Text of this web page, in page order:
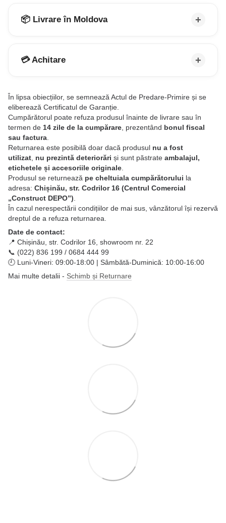
📦 Livrare în Moldova
💳 Achitare
În lipsa obiecțiilor, se semnează Actul de Predare-Primire și se
eliberează Certificatul de Garanție.
Cumpărătorul poate refuza produsul înainte de livrare sau în
termen de 14 zile de la cumpărare , prezentând bonul fiscal
sau factura
Returnarea este posibilă doar dacă produsul nu a fost
utilizat nu prezintă deteriorări și sunt păstrate ambalajul,
etichetele și accesoriile originale
Produsul se returnează pe cheltuiala cumpărătorului la
adresa: Chișinău, str. Codrilor 16 (Centrul Comercial
„Construct DEPO”)
În cazul nerespectării condițiilor de mai sus, vânzătorul își rezervă
dreptul de a refuza returnarea.
Date de contact:
📍 Chișinău, str. Codrilor 16, showroom nr. 22
📞 (022) 836 199 / 0684 444 99
🕘 Luni-Vineri: 09:00-18:00 | Sâmbătă-Duminică: 10:00-16:00
Mai multe detalii - Schimb și Returnare